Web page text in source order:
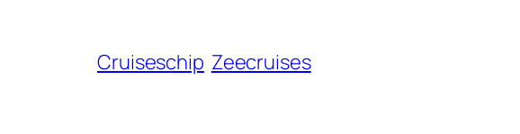
Cruiseschip Zeecruises